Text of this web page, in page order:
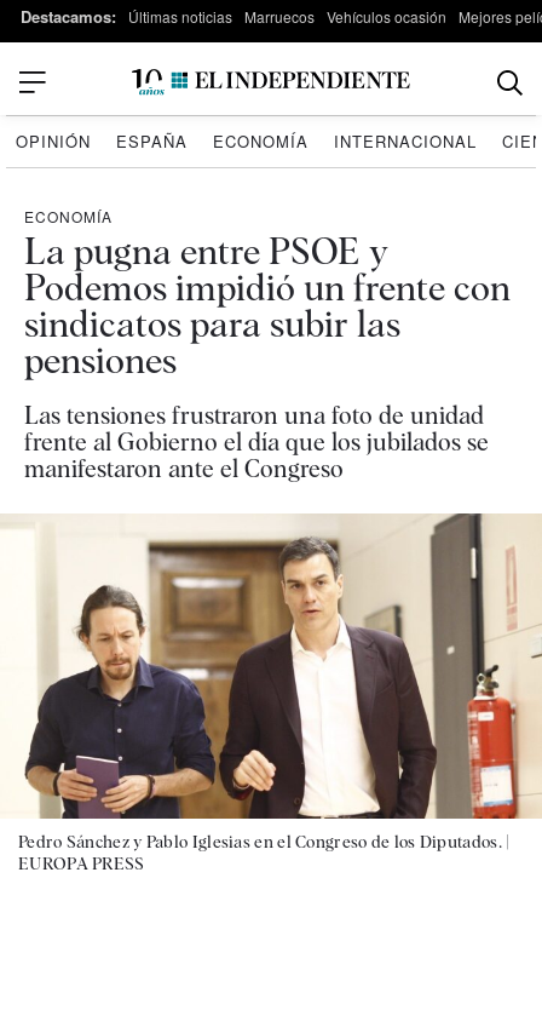
Destacamos: Últimas noticias Marruecos Vehículos ocasión Mejores
OPINIÓN ESPAÑA ECONOMÍA INTERNACIONAL
ECONOMÍA
La pugna entre PSOE y
Podemos impidió un frente con
sindicatos para subir las
pensiones
Las tensiones frustraron una foto de unidad
frente al Gobierno el día que los jubilados se
manifestaron ante el Congreso
Pedro Sánchez y Pablo Iglesias en el Congreso de los Diputados. |
EUROPA PRESS